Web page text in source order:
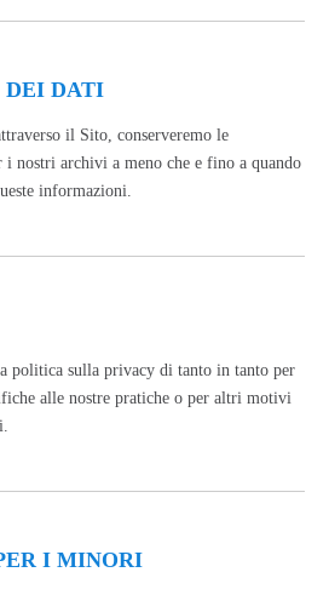
DEI DATI
il Sito, conserveremo le
nostri archivi a meno che e fino a quando
informazioni.
politica sulla privacy di tanto in tanto per
alle nostre pratiche o per altri motivi
I MINORI